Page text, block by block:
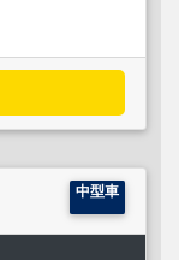
中型車